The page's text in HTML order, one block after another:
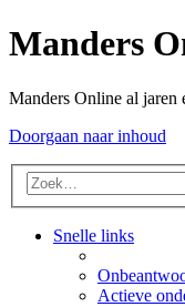
Manders
Manders Online al jaren
Doorgaan naar inhoud
Snelle links
Actieve